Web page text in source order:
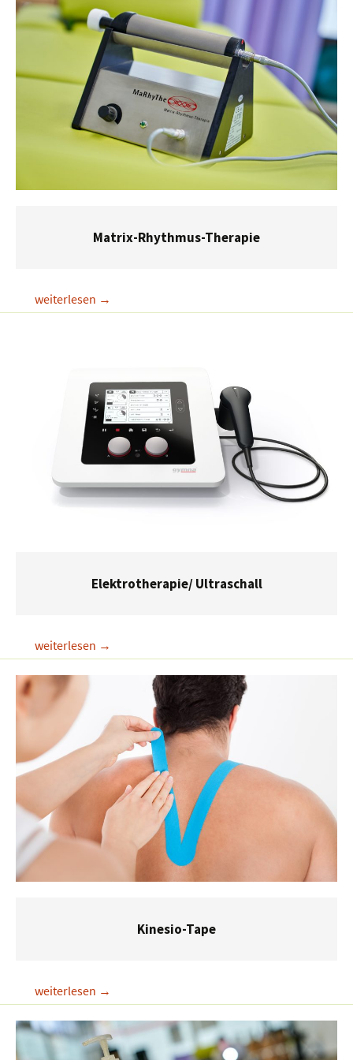
Matrix-Rhythmus-Therapie
Matrix-
Rhythmus-
weiterlesen →
Elektrotherapie/ Ultraschall
Elektrotherapie/
Ultraschall
weiterlesen →
Kinesio-Tape
Kinesio-
Tape
weiterlesen →